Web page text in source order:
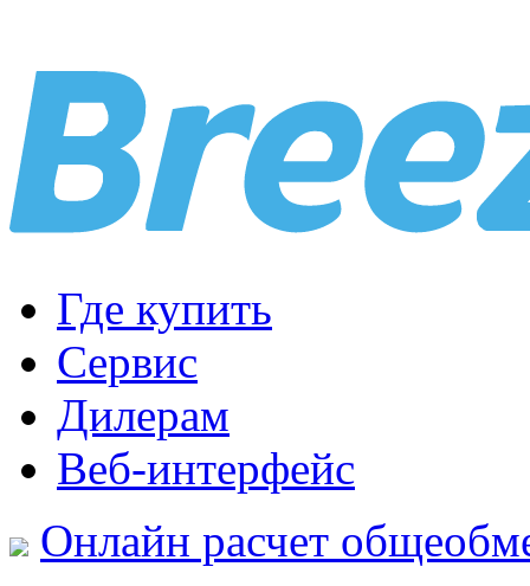
Где купить
Сервис
Дилерам
Веб-интерфейс
Онлайн расчет